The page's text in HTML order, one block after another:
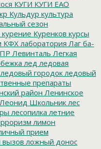
КУГИ КУГИ ЕАО
Кульдур культура
сезон
курение Куренков курсы
КФХ лаборатория Лаг ба-
Левинталь Легкая
лед ледовая
ледовый городок ледовый
препараты
район Ленинское
Леонид Школьник лес
лесопилка летние
лимон
прием
ложный донос